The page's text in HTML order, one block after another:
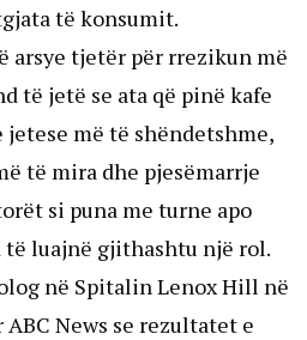
të konsumit.
arsye tjetër për rrezikun më
të jetë se ata që pinë kafe
më të shëndetshme,
të mira dhe pjesëmarrje
si puna me turne apo
luajnë gjithashtu një rol.
në Spitalin Lenox Hill në
News se rezultatet e